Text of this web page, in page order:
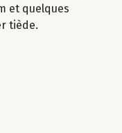
et quelques
tiède.